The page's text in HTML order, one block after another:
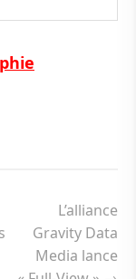
L’alliance
Gravity Data
Media lance